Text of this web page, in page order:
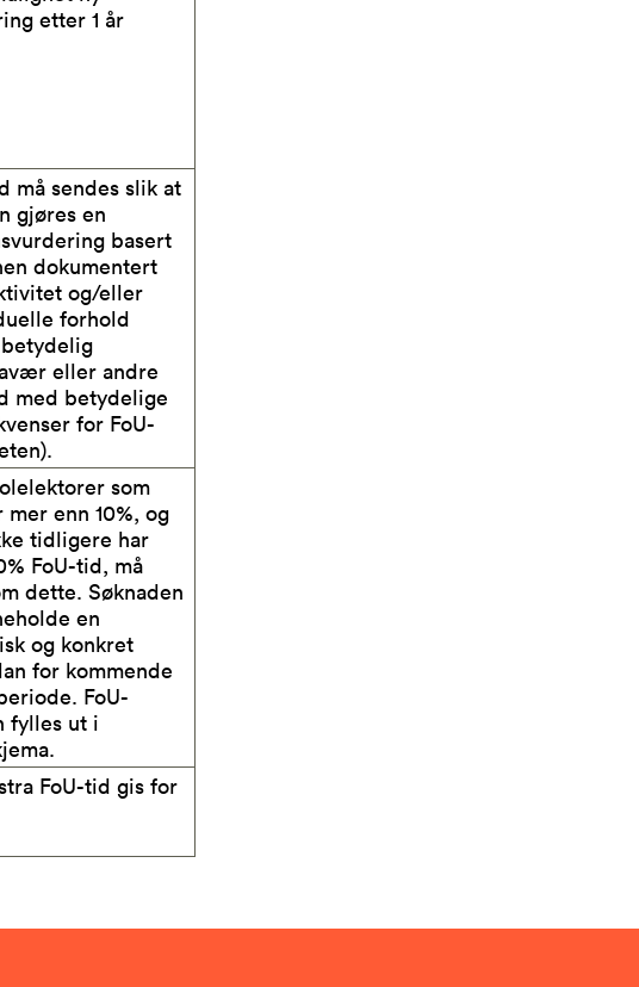
etter 1 år
må sendes slik at
gjøres en
basert
dokumentert
og/eller
forhold
eller andre
med betydelige
for FoU-
som
mer enn 10%, og
tidligere har
FoU-tid, må
dette. Søknaden
en
og konkret
for kommende
FoU-
fylles ut i
FoU-tid gis for